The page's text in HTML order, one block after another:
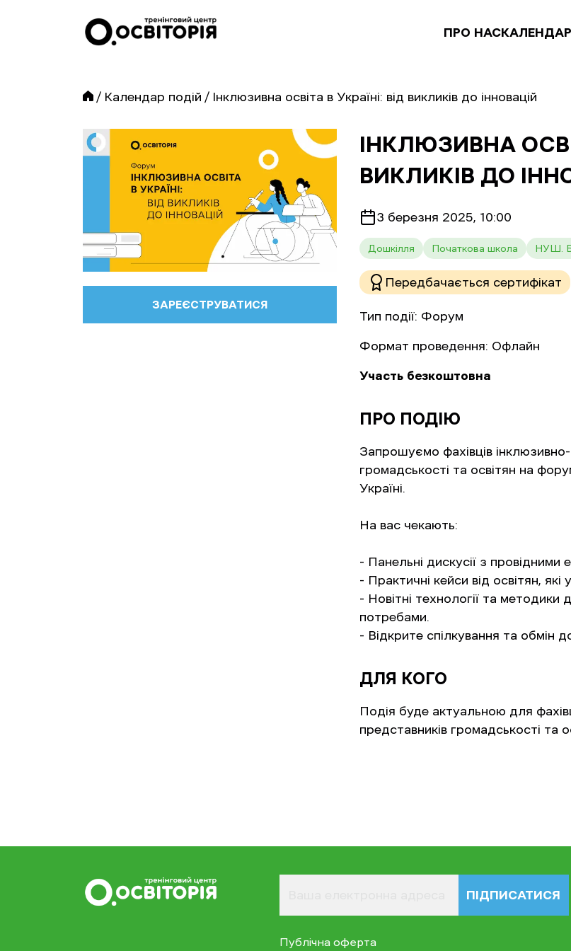
ПРО НАСКАЛЕНДАР
/ Календар подій / Інклюзивна освіта в Україні: від викликів до інновацій
ЗАРЕЄСТРУВАТИСЯ
ІНКЛЮЗИВНА
ВИКЛИКІВ ДО
3 березня 2025, 10:00
Дошкілля Початкова школа НУШ.
Передбачається сертифікат
Тип події: Форум
Формат проведення: Офлайн
Участь безкоштовна
ПРО ПОДІЮ
Запрошуємо фахівців
громадськості та освітян на
Україні.
На вас чекають:
- Панельні дискусії з провідними
- Практичні кейси від освітян,
- Новітні технології та
потребами.
- Відкрите спілкування та обмін
ДЛЯ КОГО
Подія буде актуальною для
представників громадськості та
ПІДПИСАТИСЯ
Публічна оферта